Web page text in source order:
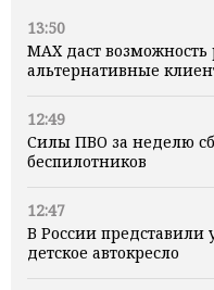
13:50
MAX даст
альтернативные
12:49
Силы ПВО за неделю
беспилотников
12:47
В России представили
детское автокресло